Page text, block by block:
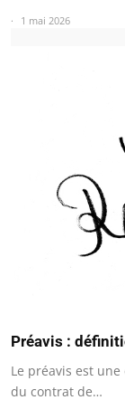
1 mai 2026
Préavis :
Le préavis est
du contrat de…